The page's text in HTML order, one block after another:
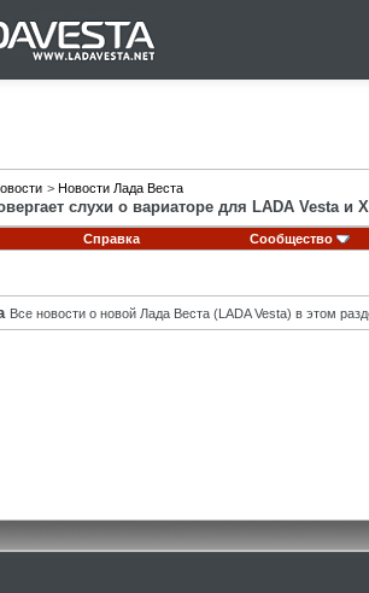
> Новости Лада Веста
слухи о вариаторе для LADA Vesta и
Справка Сообщество
Все новости о новой Лада Веста (LADA Vesta) в этом